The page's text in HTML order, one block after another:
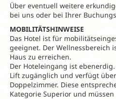
Über eventuell weitere
bei uns oder bei Ihrer
MOBILITÄTSHINWEISE
Das Hotel ist für
geeignet. Der Wellnessbereich
Haus zu erreichen.
Der Hoteleingang ist
Lift zugänglich und verfügt
Doppelzimmer. Diese
Kategorie Superior und